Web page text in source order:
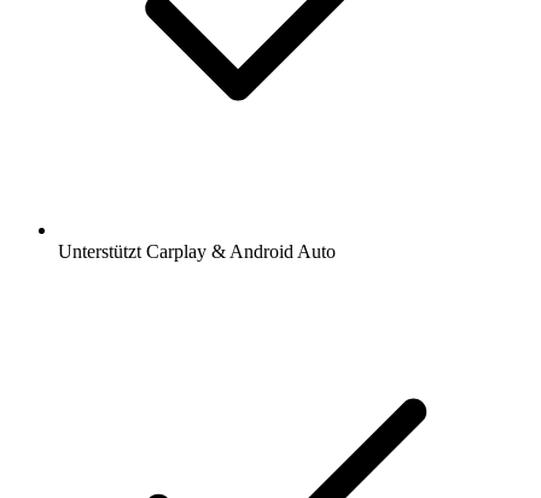
Unterstützt Carplay & Android Auto